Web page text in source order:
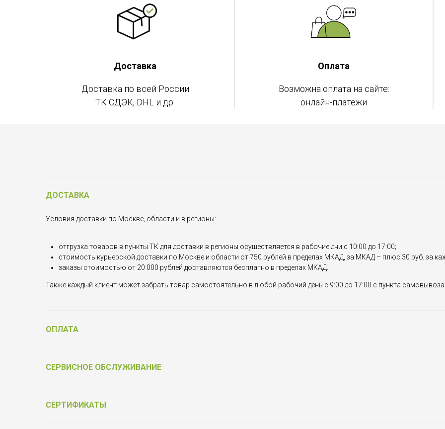
Доставка
Доставка по всей России
ТК СДЭК, DHL и др.
Оплата
Возможна оплата на сайте:
онлайн-платежи
ДОСТАВКА
Условия доставки по Москве, области и в регионы:
отгрузка товаров в пункты ТК для доставки в регионы осуществляется в рабочие дни с 10:00 до 17:00;
стоимость курьерской доставки по Москве и области от 750 рублей в пределах МКАД, за МКАД – плюс 30 руб. за
заказы стоимостью от 20 000 рублей доставляются бесплатно в пределах МКАД.
Также каждый клиент может забрать товар самостоятельно в любой рабочий день с 9:00 до 17:00 с пункта
ОПЛАТА
СЕРВИСНОЕ ОБСЛУЖИВАНИЕ
СЕРТИФИКАТЫ